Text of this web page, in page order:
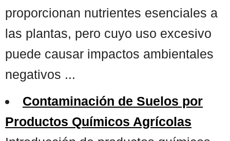
proporcionan nutrientes esenciales a
las plantas, pero cuyo uso excesivo
puede causar impactos ambientales
negativos ...
Contaminación de Suelos por
Productos Químicos Agrícolas